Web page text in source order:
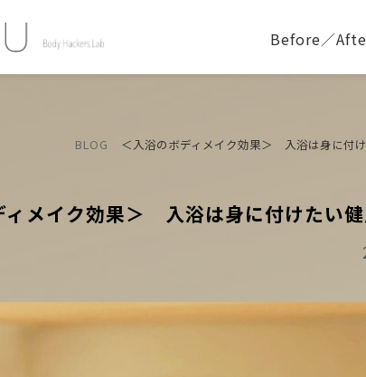
Before／
BLOG ＜入浴のボディメイク効果＞ 入浴は身に付
ィメイク効果＞ 入浴は身に付けたい